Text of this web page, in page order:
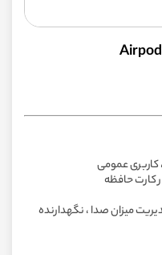
عمومی
میزان صدا ، نگهدارنده